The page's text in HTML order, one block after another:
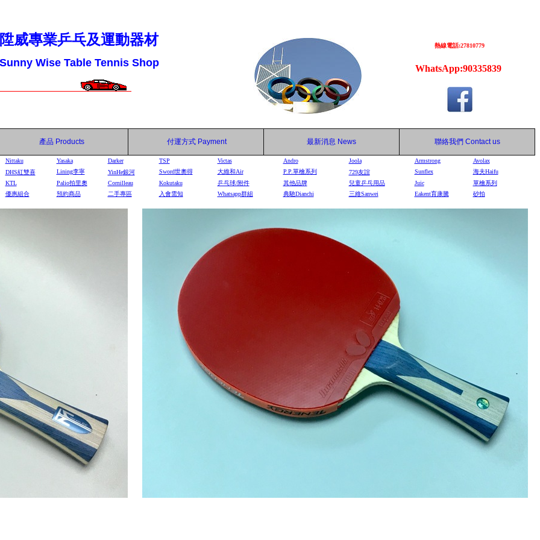
陞威專業乒乓及運動器材
Wise Table Tennis Shop
熱線電話:27810779
WhatsApp:90335839
產品 Products 付運方式 Payment 最新消息 News 聯絡我們 Contact us
Nittaku Yasaka Darker TSP Victas Andro Joola Armstrong
Avolax
DHS紅雙喜 Lining李寧 YinHe銀河 Sword世奧得 大維和Air P.P.單檜系列 729友誼 Sunflex
海夫Haifu
KTL
Palio拍里奧 Cornilleau Kokutaku 乒乓球/附件 其他品牌 兒童乒乓用品 Juic
單檜系列
優惠組合
預約商品 二手專區 入會需知 Whatsapp群組 典馳Dianchi 三維Sanwei Eakent育康騰 砂拍